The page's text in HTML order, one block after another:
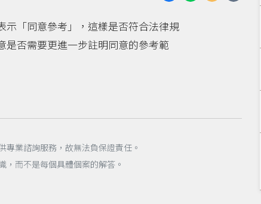
示「同意參考」，這樣是否符合法律規
是否需要更進一步註明同意的參考範
專業諮詢服務，故無法負保證責任。
，而不是每個具體個案的解答。